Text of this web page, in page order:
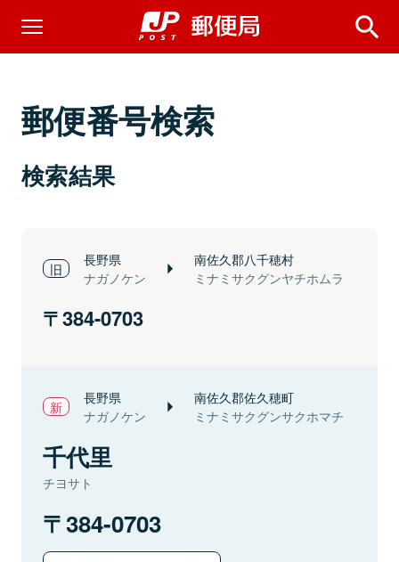
郵便番号検索
検索結果
長野県
ナガノケン
南佐久郡八千穂村
ミナミサクグンヤチホムラ
384-0703
長野県
ナガノケン
南佐久郡佐久穂町
ミナミサクグンサクホマチ
千代里
チヨサト
384-0703